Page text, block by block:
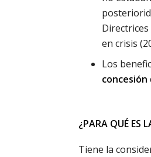
en crisis
Los
concesión
¿PARA QUÉ ES
Tiene la